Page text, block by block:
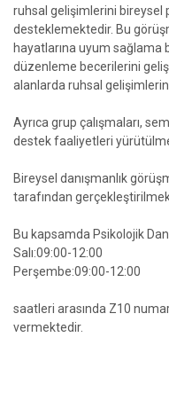
ruhsal gelişimlerini bireysel
desteklemektedir. Bu
hayatlarına uyum sağlama
düzenleme becerilerini
alanlarda ruhsal
Ayrıca grup çalışmaları,
destek faaliyetleri
Bireysel danışmanlık
tarafından
Bu kapsamda Psikolojik
Salı:09:00-12:00
Perşembe:09:00-12:00
saatleri arasında Z10
vermektedir.